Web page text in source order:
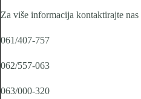
Za više informacija kontaktirajte
061/407-757
062/557-063
063/000-320